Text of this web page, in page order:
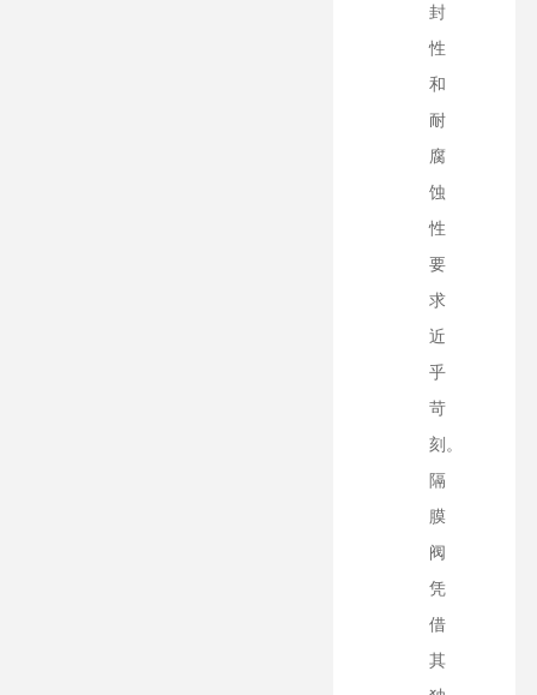
封
性
和
耐
腐
蚀
性
要
求
近
乎
苛
刻。
隔
膜
阀
凭
借
其